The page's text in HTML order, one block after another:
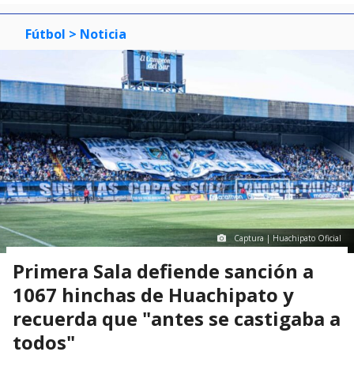
Fútbol > Noticia
Captura | Huachipato Oficial
Primera Sala defiende sanción a
1067 hinchas de Huachipato y
recuerda que "antes se castigaba a
todos"